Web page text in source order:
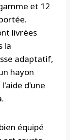
et 12
livrées
la
adaptatif,
hayon
d'une
équipé